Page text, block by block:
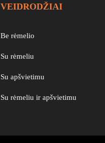
VEIDRODŽIAI
Be rėmelio
Su rėmeliu
Su apšvietimu
Su rėmeliu ir apšvietimu